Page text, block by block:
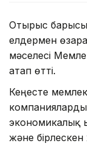
Отырыс
елдермен
мәселесі
атап өтті.
Кеңесте
экономикалық
және